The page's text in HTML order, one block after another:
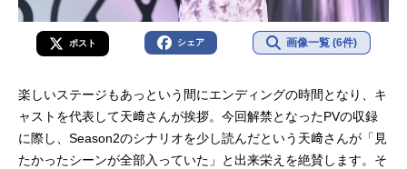
ポスト シェア 画像一覧 (6件)
楽しいステージもあっという間にエンディングの時間となり、キ
ャストを代表して天﨑さんが挨拶。今回解禁となったPVの収録
に際し、Season2のシナリオを少し読んだという天﨑さんが「見
たかったシーンが全部入っていた」と出来栄えを絶賛します。そ